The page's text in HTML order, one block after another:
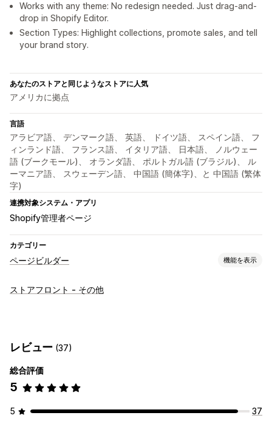
Works with any theme: No redesign needed. Just drag-and-
drop in Shopify Editor.
Section Types: Highlight collections, promote sales, and tell
your brand story.
あなたのストアと同じようなストアに人気
アメリカに拠点
言語
アラビア語、 デンマーク語、 英語、 ドイツ語、 スペイン語、 フ
ィンランド語、 フランス語、 イタリア語、 日本語、 ノルウェー
語 (ブークモール)、 オランダ語、 ポルトガル語 (ブラジル)、 ル
ーマニア語、 スウェーデン語、 中国語 (簡体字)、と 中国語 (繁体
字)
連携対象システム・アプリ
Shopify管理者ページ
カテゴリー
ページビルダー 機能を表示
ページの種類
編集ツール
ストアフロント - その他
レビュー (37)
総合評価
5
5
37